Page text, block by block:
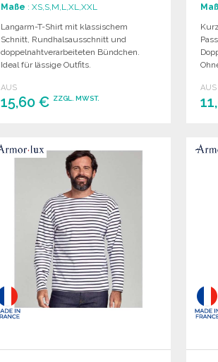
Maße : XS,S,M,L,XL,XXL
Langarm-T-Shirt mit klassischem
Schnitt, Rundhalsausschnitt und
doppelnahtverarbeiteten Bündchen.
Ideal für lässige Outfits.
AUS
15,60 € ZZGL. MWST.
Angebot anfordern
AUS